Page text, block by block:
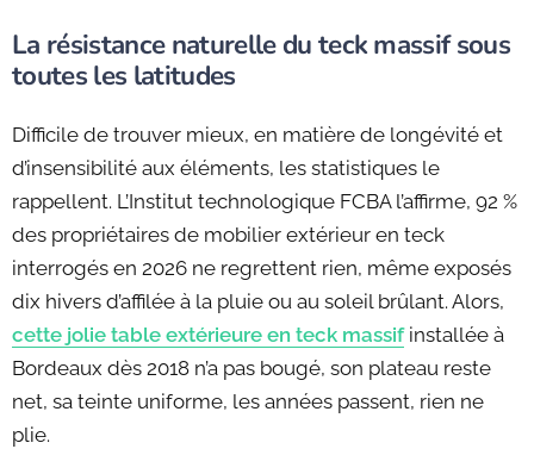
La résistance naturelle du teck massif sous
toutes les latitudes
Difficile de trouver mieux, en matière de longévité et
d’insensibilité aux éléments, les statistiques le
rappellent. L’Institut technologique FCBA l’affirme, 92 %
des propriétaires de mobilier extérieur en teck
interrogés en 2026 ne regrettent rien, même exposés
dix hivers d’affilée à la pluie ou au soleil brûlant. Alors,
cette jolie table extérieure en teck massifinstallée à
Bordeaux dès 2018 n’a pas bougé, son plateau reste
net, sa teinte uniforme, les années passent, rien ne
plie.